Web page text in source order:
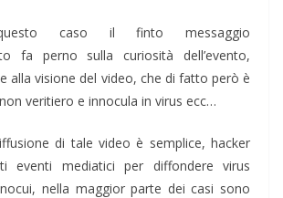
caso il finto messaggio
fa perno sulla curiosità dell’evento,
alla visione del video, che di fatto però è
veritiero e innocula in virus ecc…
di tale video è semplice, hacker
eventi mediatici per diffondere virus
nella maggior parte dei casi sono